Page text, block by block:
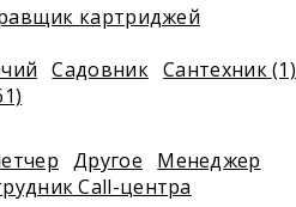
картриджей
Садовник Сантехник (1)
Другое
Менеджер
Call-центра